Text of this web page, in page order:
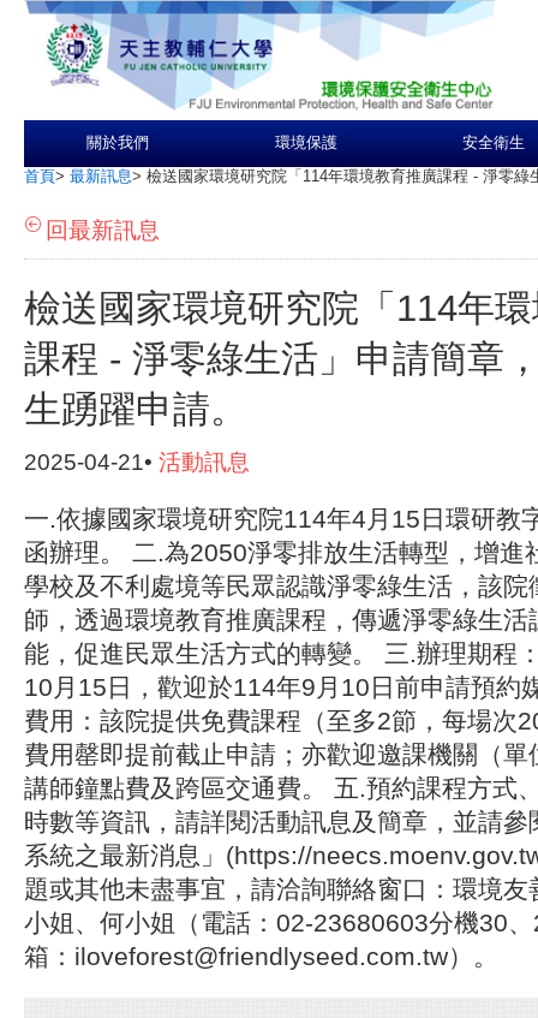
關於我們 環境保護 安全衛生
首頁> 最新訊息> 檢送國家環境研究院「114年環境教育推廣課程 - 淨零
回最新訊息
檢送國家環境研究院「114年
課程 - 淨零綠生活」申請簡章
生踴躍申請。
2025-04-21• 活動訊息
一.依據國家環境研究院114年4月15日環研教
函辦理。 二.為2050淨零排放生活轉型，增進
學校及不利處境等民眾認識淨零綠生活，該院
師，透過環境教育推廣課程，傳遞淨零綠生
能，促進民眾生活方式的轉變。 三.辦理期程
10月15日，歡迎於114年9月10日前申請預約
費用：該院提供免費課程（至多2節，每場次
費用罄即提前截止申請；亦歡迎邀課機關（
講師鐘點費及跨區交通費。 五.預約課程方式
時數等資訊，請詳閱活動訊息及簡章，並請
系統之最新消息」(https://
題或其他未盡事宜，請洽詢聯絡窗口：環境
小姐、何小姐（電話：02-23680603分機30
箱：iloveforest@friendlyseed.com.tw）。